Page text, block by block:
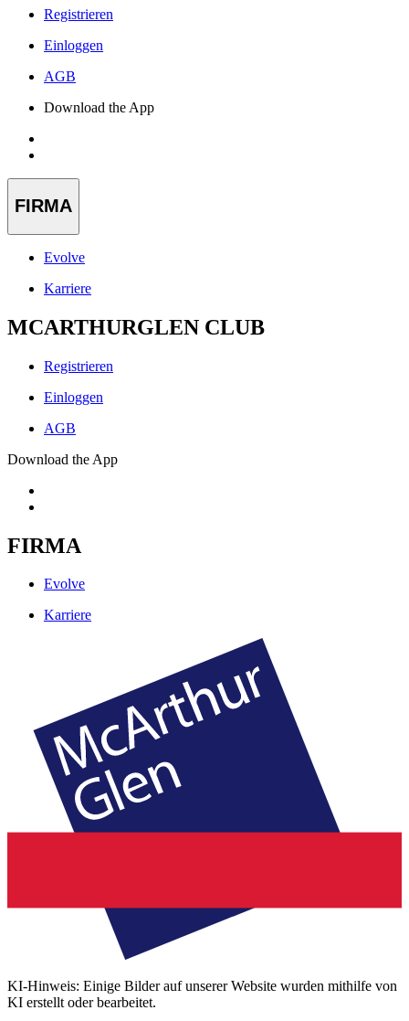
Registrieren
Einloggen
AGB
Download the App
FIRMA
Evolve
Karriere
MCARTHURGLEN CLUB
Registrieren
Einloggen
AGB
Download the App
FIRMA
Evolve
Karriere
KI-Hinweis: Einige Bilder auf unserer Website wurden mithilfe von
KI erstellt oder bearbeitet.